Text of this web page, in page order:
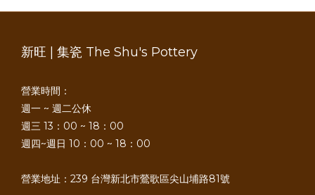
新旺 | 集瓷 The Shu's Pottery
營業時間：
週一 ~ 週二公休
週三 13：00 ~ 18：00
週四~週日 10：00 ~ 18：00
營業地址：239 台灣新北市鶯歌區尖山埔路81號